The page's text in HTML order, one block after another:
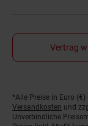
Vertrag
Fußnoten
*Alle Preise in Euro (€)
Versandkosten und
Unverbindliche